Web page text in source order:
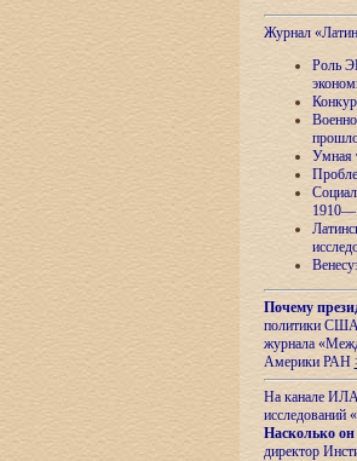
Журнал
Роль
Умная
Почему
политики США
журнала
Америки РАН
На канале ИЛА
исследований «
Насколько он
директор